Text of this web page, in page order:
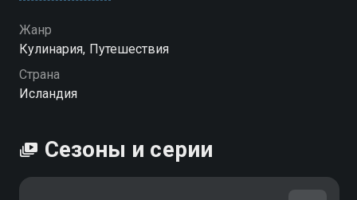
Жанр
Кулинария, Путешествия
Страна
Исландия
Сезоны и серии